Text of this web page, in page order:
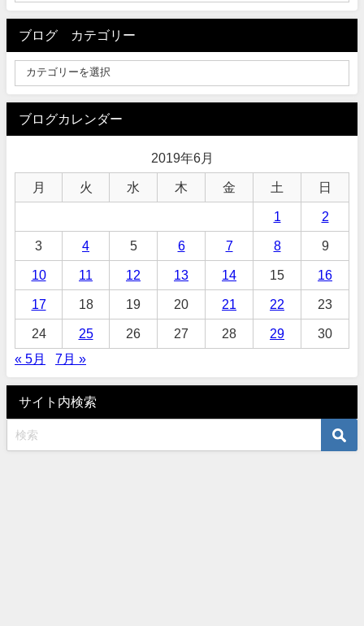
ブログ カテゴリー
ブログカレンダー
2019年6月
月 火 水 木 金 土 日
1 2
3 4 5 6 7 8 9
10 11 12 13 14 15 16
17 18 19 20 21 22 23
24 25 26 27 28 29
30
« 5月
7月 »
サイト内検索